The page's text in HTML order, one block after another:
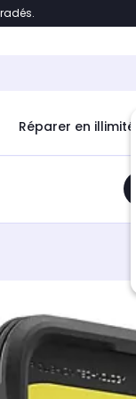
Accéder
Réparer en